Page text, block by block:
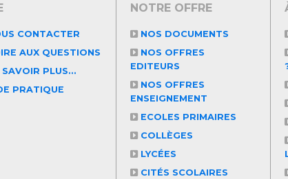
CONTACTER
AUX QUESTIONS
SAVOIR PLUS...
PRATIQUE
NOTRE OFFRE
NOS DOCUMENTS
NOS OFFRES
EDITEURS
NOS OFFRES
ENSEIGNEMENT
ECOLES PRIMAIRES
COLLÈGES
LYCÉES
CITÉS SCOLAIRES